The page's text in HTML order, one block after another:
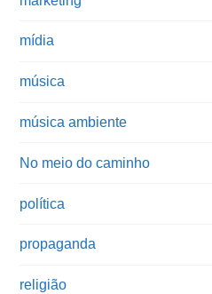
mídia
música
música ambiente
No meio do caminho
política
propaganda
religião